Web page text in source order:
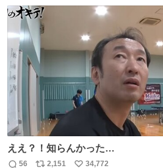
ト
数
ええ？！知らんかった…
56 2,151 34,772